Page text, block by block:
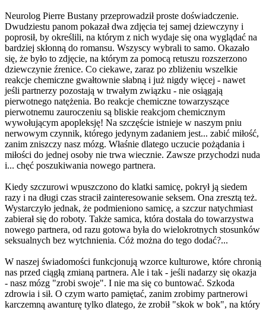
Neurolog Pierre Bustany przeprowadził proste doświadczenie.
Dwudziestu panom pokazał dwa zdjęcia tej samej dziewczyny i
poprosił, by określili, na którym z nich wydaje się ona wyglądać na
bardziej skłonną do romansu. Wszyscy wybrali to samo. Okazało
się, że było to zdjęcie, na którym za pomocą retuszu rozszerzono
dziewczynie źrenice. Co ciekawe, zaraz po zbliżeniu wszelkie
reakcje chemiczne gwałtownie słabną i już nigdy więcej - nawet
jeśli partnerzy pozostają w trwałym związku - nie osiągają
pierwotnego natężenia. Bo reakcje chemiczne towarzyszące
pierwotnemu zauroczeniu są bliskie reakcjom chemicznym
wywołującym apopleksję! Na szczęście istnieje w naszym pniu
nerwowym czynnik, którego jedynym zadaniem jest... zabić miłość,
zanim zniszczy nasz mózg. Właśnie dlatego uczucie pożądania i
miłości do jednej osoby nie trwa wiecznie. Zawsze przychodzi nuda
i... chęć poszukiwania nowego partnera.
Kiedy szczurowi wpuszczono do klatki samicę, pokrył ją siedem
razy i na długi czas stracił zainteresowanie seksem. Ona zresztą też.
Wystarczyło jednak, że podmieniono samicę, a szczur natychmiast
zabierał się do roboty. Także samica, która dostała do towarzystwa
nowego partnera, od razu gotowa była do wielokrotnych stosunków
seksualnych bez wytchnienia. Cóż można do tego dodać?...
W naszej świadomości funkcjonują wzorce kulturowe, które chronią
nas przed ciągłą zmianą partnera. Ale i tak - jeśli nadarzy się okazja
- nasz mózg "zrobi swoje". I nie ma się co buntować. Szkoda
zdrowia i sił. O czym warto pamiętać, zanim zrobimy partnerowi
karczemną awanturę tylko dlatego, że zrobił "skok w bok", na który